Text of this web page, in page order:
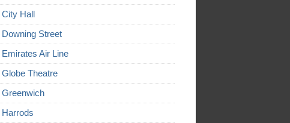
City Hall
Downing Street
Emirates Air Line
Globe Theatre
Greenwich
Harrods